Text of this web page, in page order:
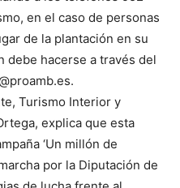
en el caso de personas
de la plantación en su
debe hacerse a través del
Turismo Interior y
explica que esta
‘Un millón de
por la Diputación de